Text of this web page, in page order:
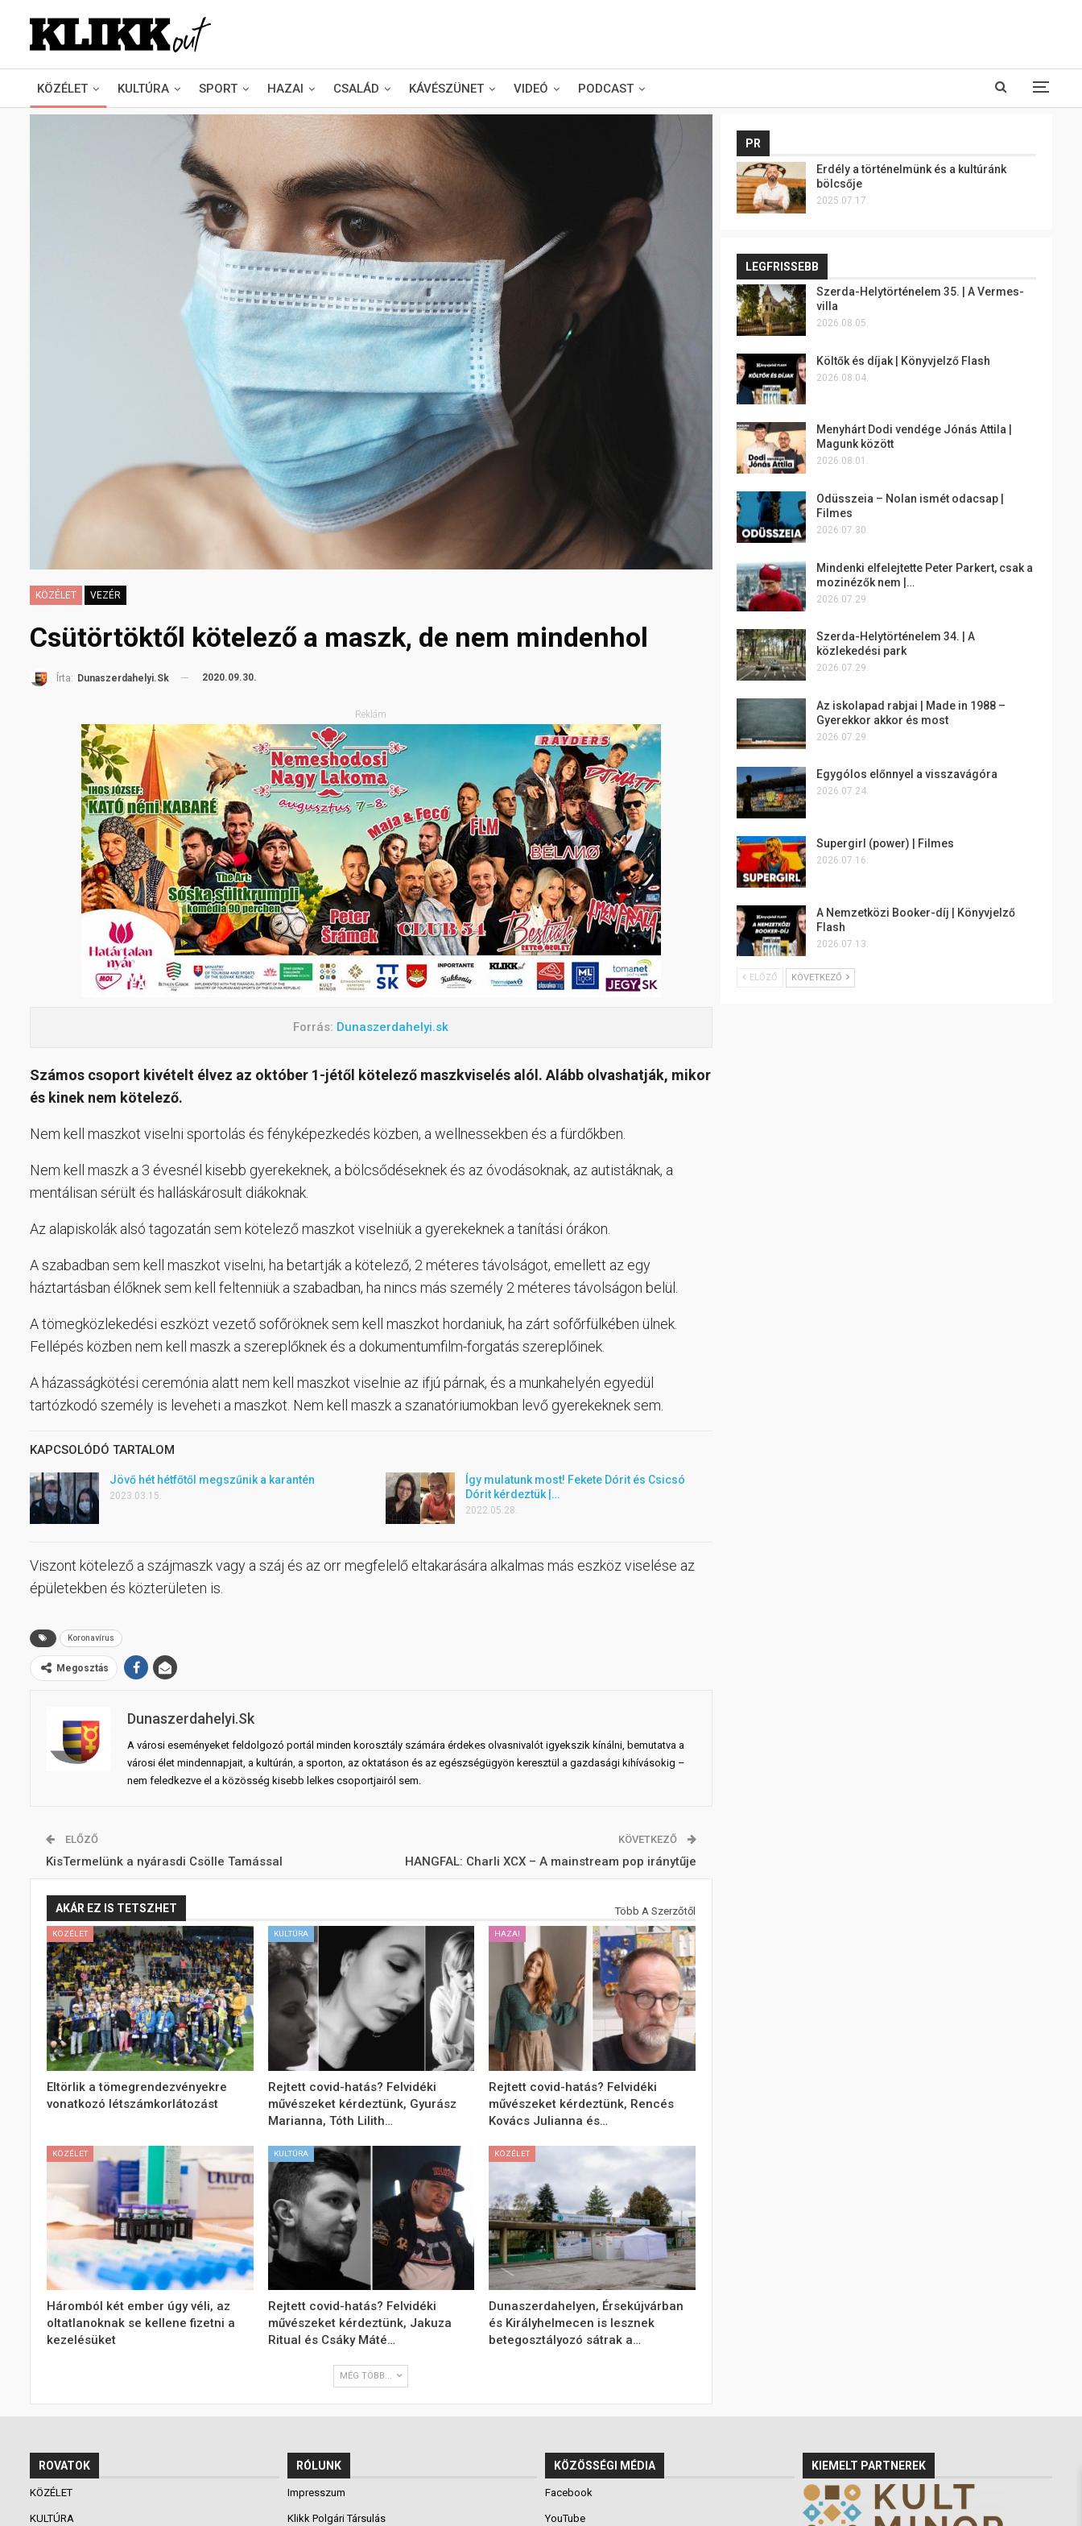
KÖZÉLET KULTÚRA SPORT HAZAI CSALÁD KÁVÉSZÜNET VIDEÓ PODCAST
KÖZÉLET VEZÉR
Csütörtöktől kötelező a maszk, de nem mindenhol
Írta: Dunaszerdahelyi.sk 2020.09.30.
Reklám
Forrás: Dunaszerdahelyi.sk
Számos csoport kivételt élvez az október 1-jétől kötelező maszkviselés alól. Alább olvashatják, mikor
és kinek nem kötelező.
Nem kell maszkot viselni sportolás és fényképezkedés közben, a wellnessekben és a fürdőkben.
Nem kell maszk a 3 évesnél kisebb gyerekeknek, a bölcsődéseknek és az óvodásoknak, az autistáknak, a
mentálisan sérült és halláskárosult diákoknak.
Az alapiskolák alsó tagozatán sem kötelező maszkot viselniük a gyerekeknek a tanítási órákon.
A szabadban sem kell maszkot viselni, ha betartják a kötelező, 2 méteres távolságot, emellett az egy
háztartásban élőknek sem kell feltenniük a szabadban, ha nincs más személy 2 méteres távolságon belül.
A tömegközlekedési eszközt vezető sofőröknek sem kell maszkot hordaniuk, ha zárt sofőrfülkében ülnek.
Fellépés közben nem kell maszk a szereplőknek és a dokumentumfilm-forgatás szereplőinek.
A házasságkötési ceremónia alatt nem kell maszkot viselnie az ifjú párnak, és a munkahelyén egyedül
tartózkodó személy is leveheti a maszkot. Nem kell maszk a szanatóriumokban levő gyerekeknek sem.
KAPCSOLÓDÓ TARTALOM
Jövő hét hétfőtől megszűnik a karantén
2023.03.15.
Így mulatunk most! Fekete Dórit és Csicsó
Dórit kérdeztük |…
2022.05.28.
Viszont kötelező a szájmaszk vagy a száj és az orr megfelelő eltakarására alkalmas más eszköz viselése az
épületekben és közterületen is.
Koronavírus
Megosztás
Dunaszerdahelyi.sk
A városi eseményeket feldolgozó portál minden korosztály számára érdekes olvasnivalót igyekszik kínálni, bemutatva a
városi élet mindennapjait, a kultúrán, a sporton, az oktatáson és az egészségügyön keresztül a gazdasági kihívásokig –
nem feledkezve el a közösség kisebb lelkes csoportjairól sem.
ELŐZŐ
KisTermelünk a nyárasdi Csölle Tamással
KÖVETKEZŐ
HANGFAL: Charli XCX – A mainstream pop iránytűje
AKÁR EZ IS TETSZHET Több A Szerzőtől
KÖZÉLET
Eltörlik a tömegrendezvényekre
vonatkozó létszámkorlátozást
KULTÚRA
Rejtett covid-hatás? Felvidéki
művészeket kérdeztünk, Gyurász
Marianna, Tóth Lilith…
HAZAI
Rejtett covid-hatás? Felvidéki
művészeket kérdeztünk, Rencés
Kovács Julianna és…
KÖZÉLET
Háromból két ember úgy véli, az
oltatlanoknak se kellene fizetni a
kezelésüket
KULTÚRA
Rejtett covid-hatás? Felvidéki
művészeket kérdeztünk, Jakuza
Ritual és Csáky Máté…
KÖZÉLET
Dunaszerdahelyen, Érsekújvárban
és Királyhelmecen is lesznek
betegosztályozó sátrak a…
MÉG TÖBB...
PR
Erdély a történelmünk és a kultúránk
bölcsője
2025.07.17.
LEGFRISSEBB
Szerda-Helytörténelem 35. | A Vermes-
villa
2026.08.05.
Költők és díjak | Könyvjelző Flash
2026.08.04.
Menyhárt Dodi vendége Jónás Attila |
Magunk között
2026.08.01.
Odüsszeia – Nolan ismét odacsap |
Filmes
2026.07.30.
Mindenki elfelejtette Peter Parkert, csak a
mozinézők nem |…
2026.07.29.
Szerda-Helytörténelem 34. | A
közlekedési park
2026.07.29.
Az iskolapad rabjai | Made in 1988 –
Gyerekkor akkor és most
2026.07.29.
Egygólos előnnyel a visszavágóra
2026.07.24.
Supergirl (power) | Filmes
2026.07.16.
A Nemzetközi Booker-díj | Könyvjelző
Flash
2026.07.13.
ELŐZŐ KÖVETKEZŐ
ROVATOK
KÖZÉLET
KULTÚRA
RÓLUNK
Impresszum
Klikk Polgári Társulás
KÖZÖSSÉGI MÉDIA
Facebook
YouTube
KIEMELT PARTNEREK